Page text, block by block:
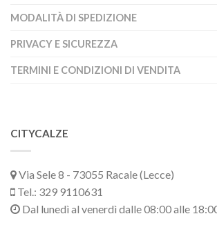
MODALITÀ DI SPEDIZIONE
PRIVACY E SICUREZZA
TERMINI E CONDIZIONI DI VENDITA
CITYCALZE
Via Sele 8 - 73055 Racale (Lecce)
Tel.: 329 9110631
Dal lunedì al venerdì dalle 08:00 alle